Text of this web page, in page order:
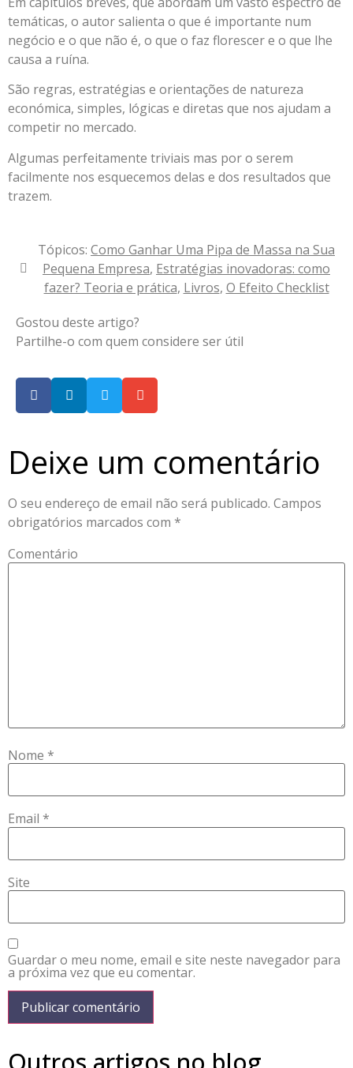
temáticas, o autor salienta o que é importante num
negócio e o que não é, o que o faz florescer e o que lhe
causa a ruína.
São regras, estratégias e orientações de natureza
económica, simples, lógicas e diretas que nos ajudam a
competir no mercado.
Algumas perfeitamente triviais mas por o serem
facilmente nos esquecemos delas e dos resultados que
trazem.
Tópicos: Como Ganhar Uma Pipa de Massa na Sua
Pequena Empresa, Estratégias inovadoras: como
fazer? Teoria e prática, Livros, O Efeito Checklist
Gostou deste artigo?
Partilhe-o com quem considere ser útil
Deixe um comentário
O seu endereço de email não será publicado. Campos
obrigatórios marcados com *
Comentário
Nome *
Email *
Site
Guardar o meu nome, email e site neste navegador para
a próxima vez que eu comentar.